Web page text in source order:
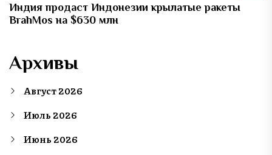
Индия продаст Индонезии крылатые ракеты
BrahMos на $630 млн
Архивы
Август 2026
Июль 2026
Июнь 2026